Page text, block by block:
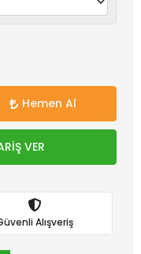
Hemen Al
VER
Alışveriş